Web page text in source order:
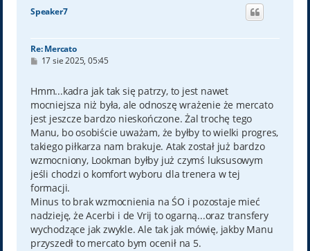
Speaker7
Re: Mercato
P
t
17 sie 2025, 05:45
Hmm...kadra jak tak się patrzy, to jest nawet
mocniejsza niż była, ale odnoszę wrażenie że mercato
jest jeszcze bardzo nieskończone. Żal trochę tego
Manu, bo osobiście uważam, że byłby to wielki progres,
takiego piłkarza nam brakuje. Atak został już bardzo
wzmocniony, Lookman byłby już czymś luksusowym
jeśli chodzi o komfort wyboru dla trenera w tej
formacji.
Minus to brak wzmocnienia na ŚO i pozostaje mieć
nadzieję, że Acerbi i de Vrij to ogarną...oraz transfery
wychodzące jak zwykle. Ale tak jak mówię, jakby Manu
przyszedł to mercato bym ocenił na 5.